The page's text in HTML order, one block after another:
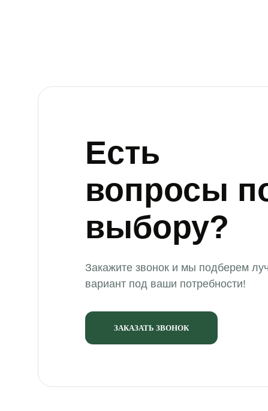
Есть
вопросы
выбору?
Закажите звонок и мы подберем
вариант под ваши потребности!
ЗАКАЗАТЬ ЗВОНОК